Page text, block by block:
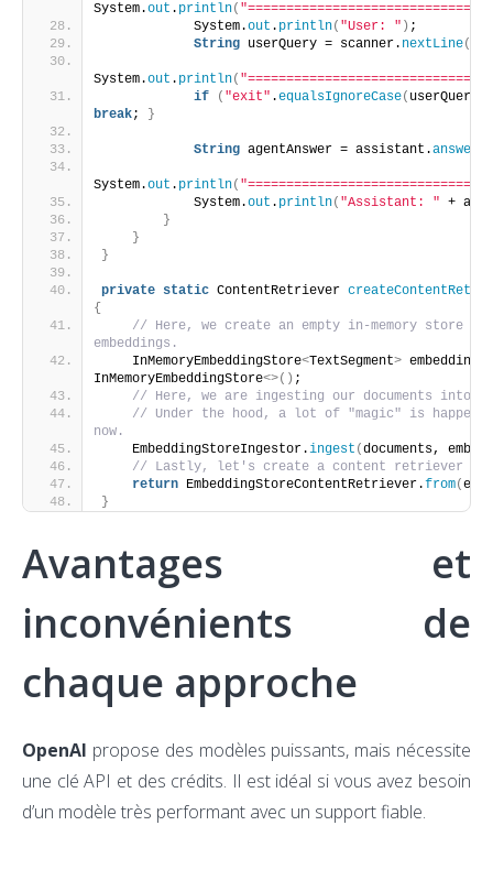
System.out . println(
            System.
out . println( "User: " ) ;
String userQuery = scanner. nextLine()
System.out . println(
if
( "exit" .equalsIgnoreCase( userQuery
break; }
String agentAnswer = assistant.answer
System.out . println(
            System.
out . println( "Assistant: " +
}
}
}
private static ContentRetriever
{
// Here, we create an empty in-memory store
embeddings.
    InMemoryEmbeddingStore
<TextSegment>
InMemoryEmbeddingStore<>() ;
// Here, we are ingesting our documents into
// Under the hood, a lot of "magic" is
now.
    EmbeddingStoreIngestor.
ingest (documents,
// Lastly, let's create a content retriever from
return EmbeddingStoreContentRetriever.from(
}
Avantages et
inconvénients de
chaque approche
OpenAI propose des modèles puissants, mais nécessite
une clé API et des crédits. Il est idéal si vous avez besoin
d’un modèle très performant avec un support fiable.